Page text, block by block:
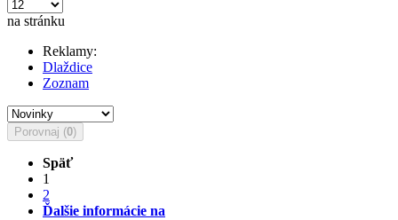
na stránku
Reklamy:
Dlaždice
Zoznam
Porovnaj (0)
Späť
1
2
Ďalšie informácie na